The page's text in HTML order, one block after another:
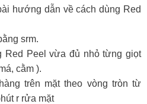
hướng dẫn về cách dùng Red
srm.
Peel vừa đủ nhỏ từng giọt
cằm ).
trên mặt theo vòng tròn từ
r rửa mặt